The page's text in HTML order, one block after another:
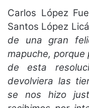
Carlos López
Santos López
de una gran
mapuche, porque
de esta
devolviera las
se nos hizo